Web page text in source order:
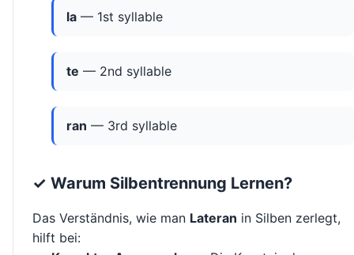
la — 1st syllable
te — 2nd syllable
ran — 3rd syllable
✓ Warum Silbentrennung Lernen?
Das Verständnis, wie man Lateran in Silben zerlegt,
hilft bei: